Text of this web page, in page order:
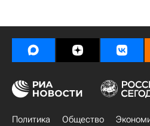
Политика Общество